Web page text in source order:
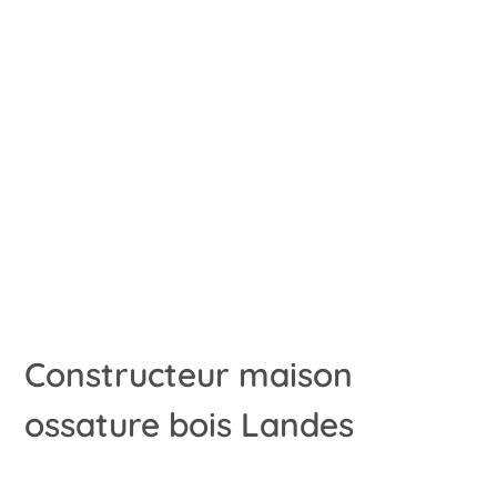
Constructeur maison
ossature bois Landes